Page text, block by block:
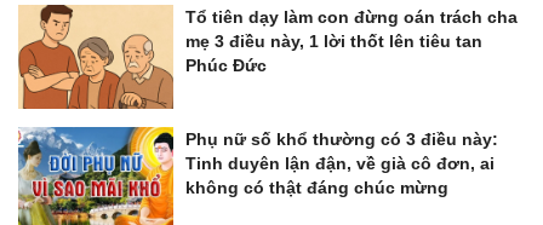
Tổ tiên dạy làm con đừng oán trách cha
mẹ 3 điều này, 1 lời thốt lên tiêu tan
Phúc Đức
Phụ nữ số khổ thường có 3 điều này:
Tinh duyên lận đận, về già cô đơn, ai
không có thật đáng chúc mừng